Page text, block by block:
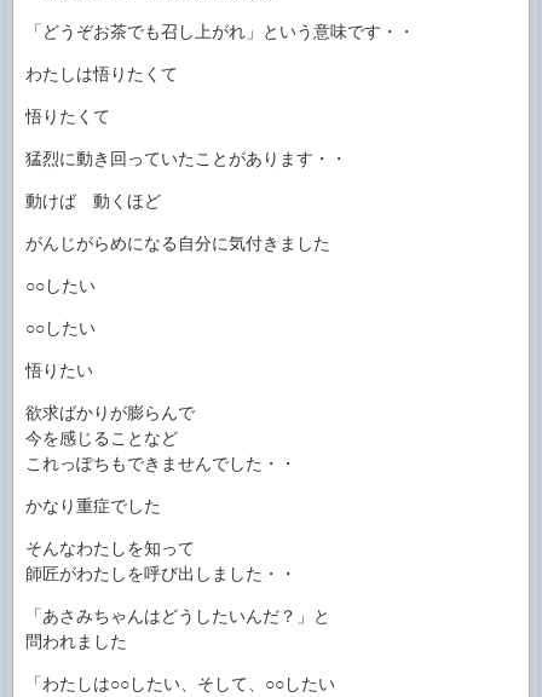
「どうぞお茶でも召し上がれ」という意味です・・
わたしは悟りたくて
悟りたくて
猛烈に動き回っていたことがあります・・
動けば 動くほど
がんじがらめになる自分に気付きました
○○したい
○○したい
悟りたい
欲求ばかりが膨らんで
今を感じることなど
これっぽちもできませんでした・・
かなり重症でした
そんなわたしを知って
師匠がわたしを呼び出しました・・
「あさみちゃんはどうしたいんだ？」と
問われました
「わたしは○○したい、そして、○○したい